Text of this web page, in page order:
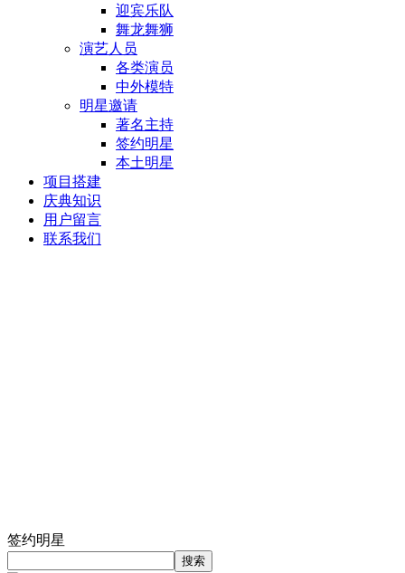
迎宾乐队
舞龙舞狮
演艺人员
各类演员
中外模特
明星邀请
著名主持
签约明星
本土明星
项目搭建
庆典知识
用户留言
联系我们
签约明星